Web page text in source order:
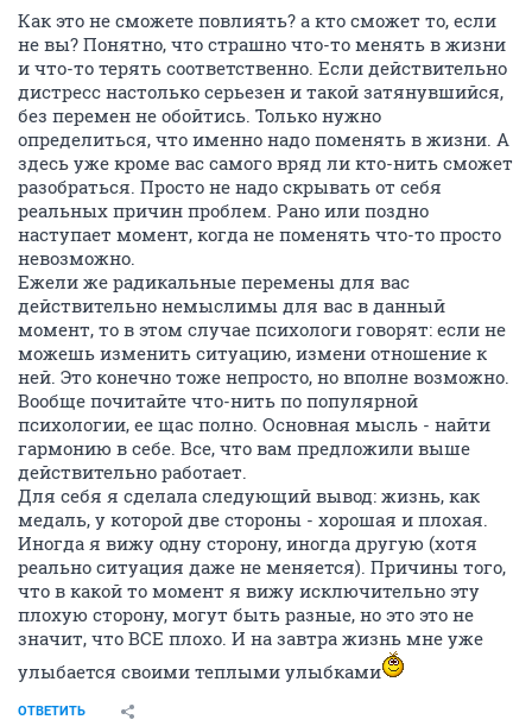
Как это не сможете повлиять? а кто сможет то, если
не вы? Понятно, что страшно что-то менять в жизни
и что-то терять соответственно. Если действительно
дистресс настолько серьезен и такой затянувшийся,
без перемен не обойтись. Только нужно
определиться, что именно надо поменять в жизни. А
здесь уже кроме вас самого вряд ли кто-нить сможет
разобраться. Просто не надо скрывать от себя
реальных причин проблем. Рано или поздно
наступает момент, когда не поменять что-то просто
невозможно.
Ежели же радикальные перемены для вас
действительно немыслимы для вас в данный
момент, то в этом случае психологи говорят: если не
можешь изменить ситуацию, измени отношение к
ней. Это конечно тоже непросто, но вполне возможно.
Вообще почитайте что-нить по популярной
психологии, ее щас полно. Основная мысль - найти
гармонию в себе. Все, что вам предложили выше
действительно работает.
Для себя я сделала следующий вывод: жизнь, как
медаль, у которой две стороны - хорошая и плохая.
Иногда я вижу одну сторону, иногда другую (хотя
реально ситуация даже не меняется). Причины того,
что в какой то момент я вижу исключительно эту
плохую сторону, могут быть разные, но это это не
значит, что ВСЕ плохо. И на завтра жизнь мне уже
улыбается своими теплыми улыбками
ОТВЕТИТЬ